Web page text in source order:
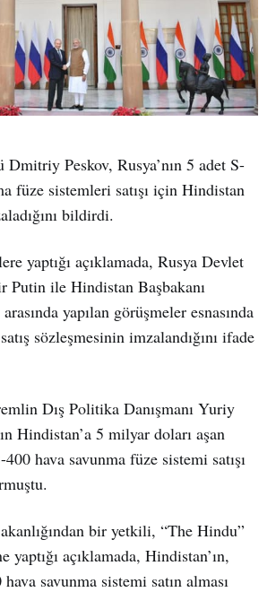
Peskov, Rusya’nın 5 adet S-
füze sistemleri satışı için Hindistan
bildirdi.
yaptığı açıklamada, Rusya Devlet
Putin ile Hindistan Başbakanı
yapılan görüşmeler esnasında
sözleşmesinin imzalandığını ifade
Dış Politika Danışmanı Yuriy
Hindistan’a 5 milyar doları aşan
hava savunma füze sistemi satışı
bir yetkili, “The Hindu”
yaptığı açıklamada, Hindistan’ın,
savunma sistemi satın alması